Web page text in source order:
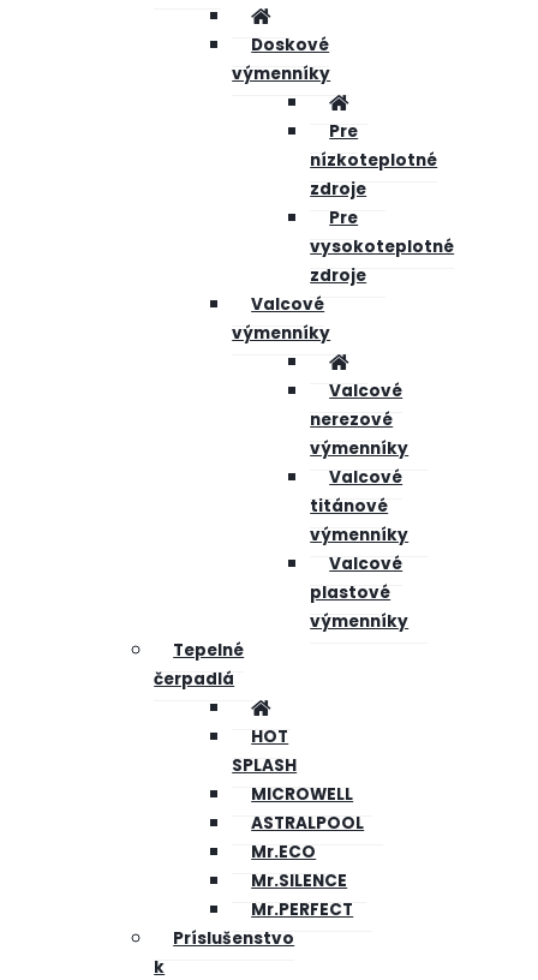
Doskové
výmenníky
Pre
nízkoteplotné
zdroje
Pre
vysokoteplotné
zdroje
Valcové
výmenníky
Valcové
nerezové
výmenníky
Valcové
titánové
výmenníky
Valcové
plastové
výmenníky
Tepelné
čerpadlá
HOT
SPLASH
MICROWELL
ASTRALPOOL
Mr.ECO
Mr.SILENCE
Mr.PERFECT
Príslušenstvo
k